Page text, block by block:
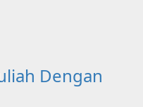
Dengan